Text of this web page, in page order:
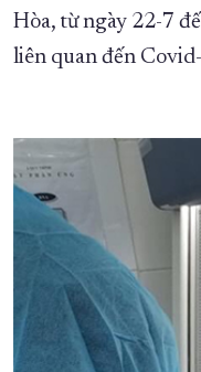
Hòa, từ ngày 22-7
liên quan đến